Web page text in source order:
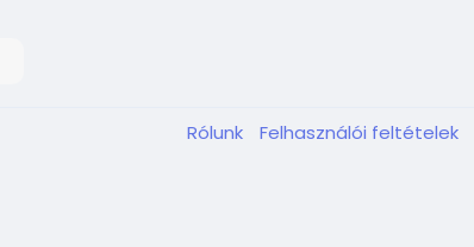
Rólunk Felhasználói feltételek